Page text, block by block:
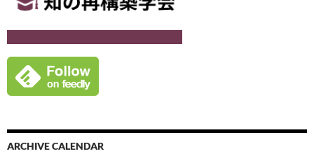
ARCHIVE CALENDAR